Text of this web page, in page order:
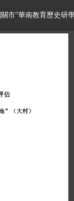
市“華南教育歷史研